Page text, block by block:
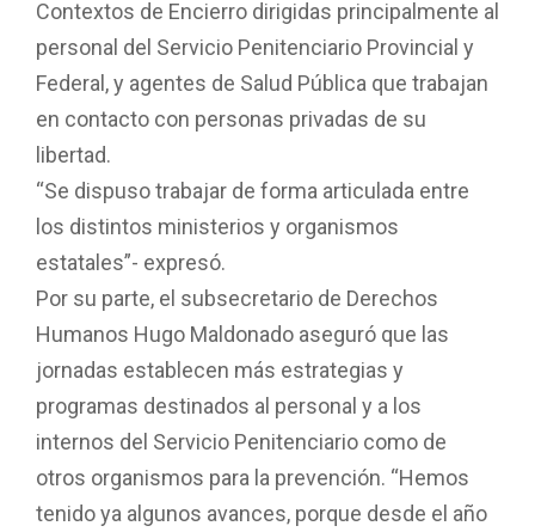
Contextos de Encierro dirigidas principalmente al
personal del Servicio Penitenciario Provincial y
Federal, y agentes de Salud Pública que trabajan
en contacto con personas privadas de su
libertad.
“Se dispuso trabajar de forma articulada entre
los distintos ministerios y organismos
estatales”- expresó.
Por su parte, el subsecretario de Derechos
Humanos Hugo Maldonado aseguró que las
jornadas establecen más estrategias y
programas destinados al personal y a los
internos del Servicio Penitenciario como de
otros organismos para la prevención. “Hemos
tenido ya algunos avances, porque desde el año